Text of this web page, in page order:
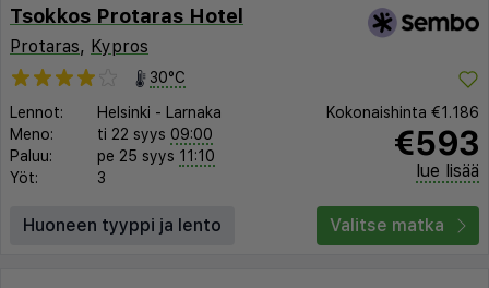
Tsokkos Protaras Hotel
Protaras, Kypros
30°C
Lennot:
Helsinki -
Larnaka
Meno:
ti 22 syys 09:00
Paluu:
pe 25 syys 11:10
Yöt:
3
Kokonaishinta €1.186
€593
lue lisää
Huoneen tyyppi ja lento Valitse matka